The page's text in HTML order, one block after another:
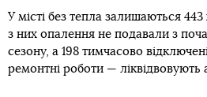
У місті без тепла залишаються
з них опалення не подавали з
сезону, а 198 тимчасово
ремонтні роботи — ліквідвовують